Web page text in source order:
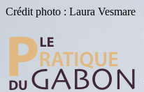
Crédit photo : Laura Vesmare